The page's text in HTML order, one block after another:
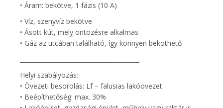
• Áram: bekötve, 1 fázis (10 A)
• Víz, szenyvíz bekötve
• Ásott kút, mely öntözésre alkalmas
• Gáz az utcában található, így könnyen beköthető
Helyi szabályozás:
• Övezeti besorolás: Lf – falusias lakóövezet
• Beépíthetőség: max. 30%